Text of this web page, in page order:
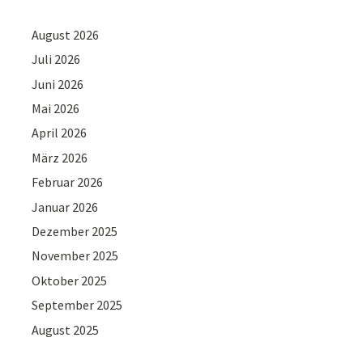
August 2026
Juli 2026
Juni 2026
Mai 2026
April 2026
März 2026
Februar 2026
Januar 2026
Dezember 2025
November 2025
Oktober 2025
September 2025
August 2025